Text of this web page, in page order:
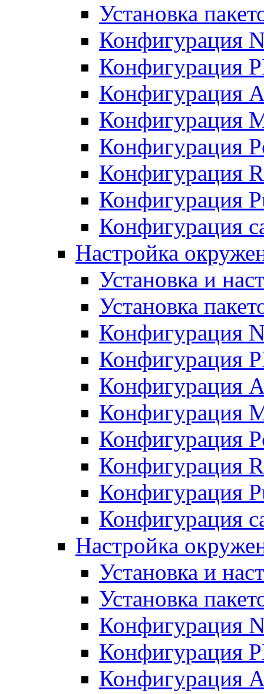
Установка
Конфигурация
Конфигурация
Конфигурация
Конфигурация
Конфигурация
Конфигурация
Конфигурация
Конфигурация
Настройка
Установка и
Установка
Конфигурация
Конфигурация
Конфигурация
Конфигурация
Конфигурация
Конфигурация
Конфигурация
Конфигурация
Настройка
Установка и
Установка
Конфигурация
Конфигурация
Конфигурация